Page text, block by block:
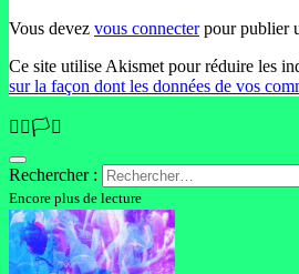
Vous devez vous connecterpour publier
Ce site utilise Akismet pour réduire les
sur la façon dont les données de vos
🏳️‍🌈🏳️‍⚧️
Rechercher :
Encore plus de lecture